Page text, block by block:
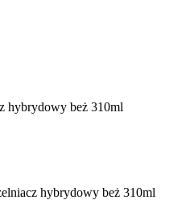
hybrydowy beż 310ml
hybrydowy beż 310ml